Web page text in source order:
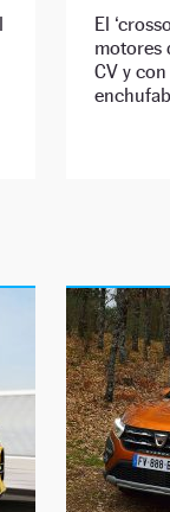
El
motores
CV y